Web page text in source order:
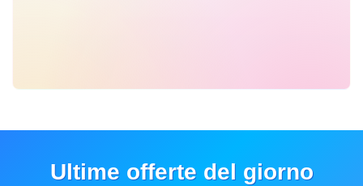
Ultime offerte del giorno